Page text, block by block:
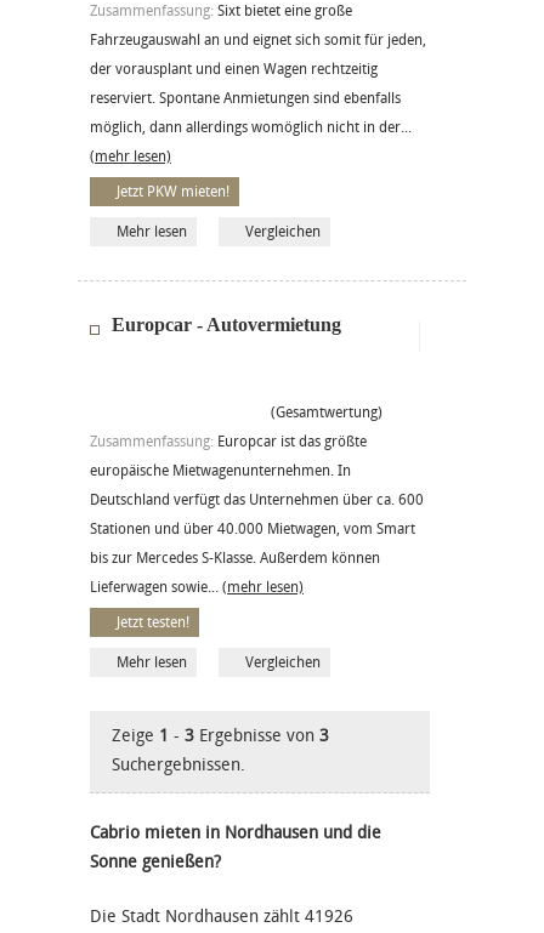
Zusammenfassung: Sixt bietet eine große
Fahrzeugauswahl an und eignet sich somit für jeden,
der vorausplant und einen Wagen rechtzeitig
reserviert. Spontane Anmietungen sind ebenfalls
möglich, dann allerdings womöglich nicht in der...
(mehr lesen)
Jetzt PKW mieten!
Mehr lesen Vergleichen
Europcar - Autovermietung
(Gesamtwertung)
Zusammenfassung: Europcar ist das größte
europäische Mietwagenunternehmen. In
Deutschland verfügt das Unternehmen über ca. 600
Stationen und über 40.000 Mietwagen, vom Smart
bis zur Mercedes S-Klasse. Außerdem können
Lieferwagen sowie... (mehr lesen)
Jetzt testen!
Mehr lesen Vergleichen
Zeige 1 - 3 Ergebnisse von 3
Suchergebnissen.
Cabrio mieten in Nordhausen und die
Sonne genießen?
Die Stadt Nordhausen zählt 41926